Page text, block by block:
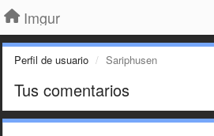
Imgur
Perfil de usuario Sariphusen
Tus comentarios